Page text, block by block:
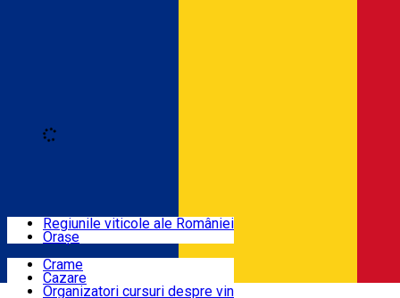
Locuri cu vin
Rute
Regiunile viticole ale României
Orașe
Crame
Cazare
Organizatori cursuri despre vin